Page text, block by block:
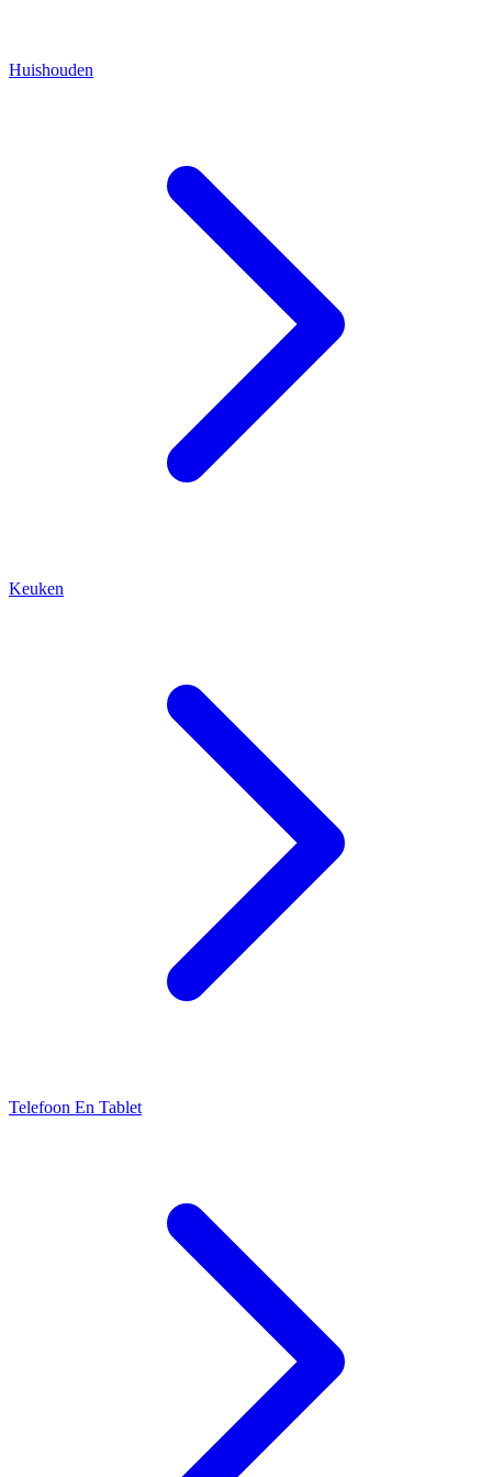
Huishouden
Keuken
Telefoon En Tablet